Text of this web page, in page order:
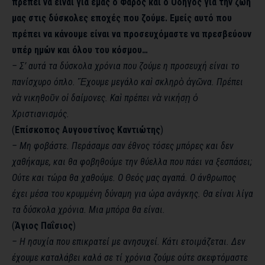
μας στις δύσκολες εποχές που ζούμε. Εμείς αυτό που
πρέπει να κάνουμε είναι να προσευχόμαστε να πρεσβεύουν
υπέρ ημών και όλου του κόσμου…
– Σ’ αυτά τα δύσκολα χρόνια που ζούμε η προσευχή είναι το
πανίσχυρο όπλο. Ἔχουμε μεγάλο καὶ σκληρὸ ἀγῶνα. Πρέπει
νὰ νικηθοῦν οἱ δαίμονες. Kαὶ πρέπει νὰ νικήσῃ ὁ
Χριστιανισμός.
(Επίσκοπος Αυγουστίνος Καντιώτης)
– Μη φοβάστε. Περάσαμε σαν έθνος τόσες μπόρες και δεν
χαθήκαμε, και θα φοβηθούμε την θύελλα που πάει να ξεσπάσει;
Ούτε και τώρα θα χαθούμε. Ο Θεός μας αγαπά. Ο άνθρωπος
έχει μέσα του κρυμμένη δύναμη για ώρα ανάγκης. Θα είναι λίγα
τα δύσκολα χρόνια. Μια μπόρα θα είναι.
(Άγιος Παΐσιος)
– Η ησυχία που επικρατεί με ανησυχεί. Κάτι ετοιμάζεται. Δεν
έχουμε καταλάβει καλά σε τί χρόνια ζούμε ούτε σκεφτόμαστε